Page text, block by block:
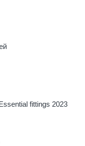
fittings 2023